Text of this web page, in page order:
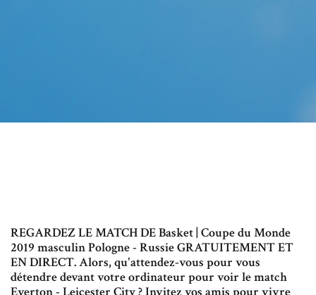
REGARDEZ LE MATCH DE Basket | Coupe du Monde
2019 masculin Pologne - Russie GRATUITEMENT ET
EN DIRECT. Alors, qu'attendez-vous pour vous
détendre devant votre ordinateur pour voir le match